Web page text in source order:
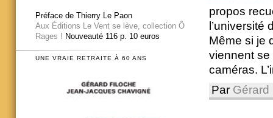
propos
l’université
Même si je
viennent se
caméras.
Par Gérard
Préface de Thierry Le Paon
Aux Éditions Le Vent se lève, collection Ô
Rages ! Nouveauté 116 p. 10 euros
UNE VRAIE RETRAITE À 60 ANS